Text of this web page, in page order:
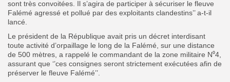
sont très convoitées. Il s’agira de participer à sécuriser le fleuve
Falémé agressé et pollué par des exploitants clandestins’’ a-t-il
lancé.
Le président de la République avait pris un décret interdisant
toute activité d’orpaillage le long de la Falémé, sur une distance
de 500 mètres, a rappelé le commandant de la zone militaire N⁰4,
assurant que ‘’ces consignes seront strictement exécutées afin de
préserver le fleuve Falémé’’.